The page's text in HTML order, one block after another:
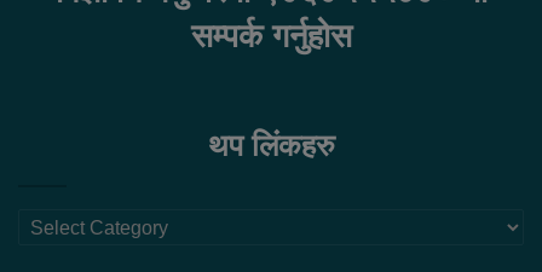
सम्पर्क गर्नुहोस
थप लिंकहरु
थप